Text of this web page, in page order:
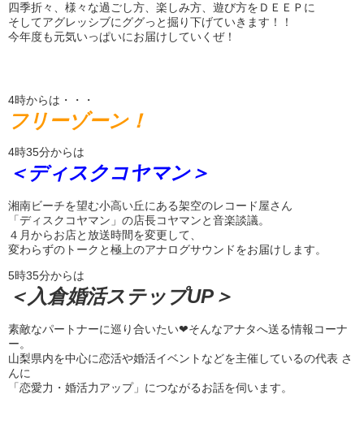
四季折々、様々な過ごし方、楽しみ方、遊び方をＤＥＥＰに
そしてアグレッシブにググっと掘り下げていきます！！
今年度も元気いっぱいにお届けしていくぜ！
4時からは・・・
フリーゾーン！
4時35分からは
＜ディスクコヤマン＞
湘南ビーチを望む小高い丘にある架空のレコード屋さん
「ディスクコヤマン」の店長コヤマンと音楽談議。
４月からお店と放送時間を変更して、
変わらずのトークと極上のアナログサウンドをお届けします。
5時35分からは
＜入倉婚活ステップUP＞
素敵なパートナーに巡り合いたい❤そんなアナタへ送る情報コーナ
ー。
山梨県内を中心に恋活や婚活イベントなどを主催しているの代表 さ
んに
「恋愛力・婚活力アップ」につながるお話を伺います。